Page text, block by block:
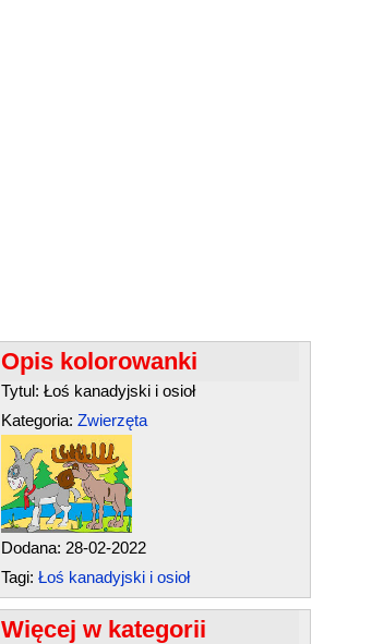
Opis kolorowanki
Tytul: Łoś kanadyjski i osioł
Kategoria: Zwierzęta
Dodana: 28-02-2022
Tagi: Łoś kanadyjski i osioł
Więcej w kategorii